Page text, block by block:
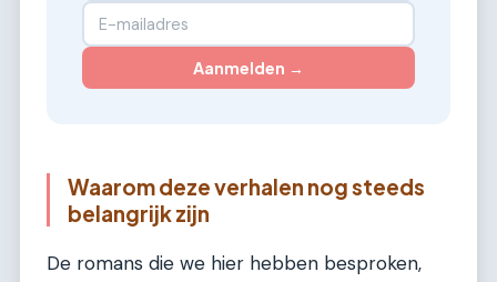
Aanmelden →
Waarom deze verhalen nog steeds
belangrijk zijn
De romans die we hier hebben besproken,